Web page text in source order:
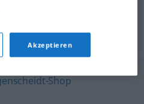
Akzeptieren